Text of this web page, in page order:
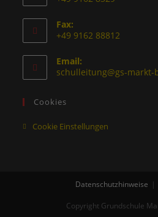
Fax:
+49 9162 88812
Email:
schulleitung@gs-markt-
Cookies
Cookie Einstellungen
Datenschutzhinweise
Copyright Grundschule